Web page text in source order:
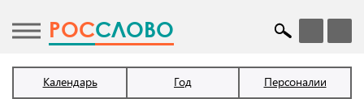
POCСЛОВО
Календарь Год Персоналии